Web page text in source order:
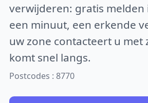
verwijderen: gratis melden
een minuut, een erkende
uw zone contacteert u met
komt snel langs.
Postcodes : 8770